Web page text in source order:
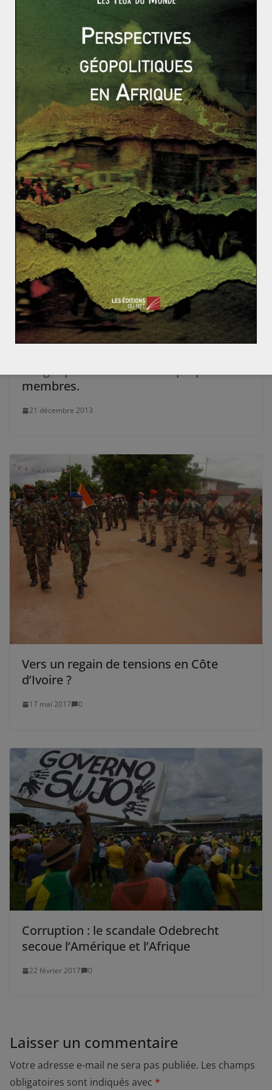
hégémonie iranienne qui serait selon le ministre «
catastrophe et un énorme défi pour Israël« . Alors que la
communauté internationale reconsidère sa position sur
le sort de Bachar el-Assad, Israël voit d’un bon œil le
maintien d’un chaos à coloration islamiste qui déteint
actuellement sur la cause palestinienne puisqu’elle
commence à être infiltrée par l’EI rendant son
indépendance moins préoccupante et plus dangereuse
auprès des occidentaux. Un tel positionnement du
gouvernement israélien est susceptible de ralentir et
complexifier les intentions de cessez-le-feu entre les
belligérants, alors que l’Iran est devenu un acteur
incontournable dans la résolution du conflit syrien.
La communauté internationale peut-elle (réellemen
t) vaincre le virus Ebola ?
Le GNL du Qatar et le gaz d’Azerbaïdjan : bonnes alt
ernatives au gaz russe pour la Turquie ?
membres.
21 décembre 2013
Vers un regain de tensions en Côte
d’Ivoire ?
17 mai 2017 0
Corruption : le scandale Odebrecht
secoue l’Amérique et l’Afrique
22 février 2017 0
Laisser un commentaire
Votre adresse e-mail ne sera pas publiée. Les champs
obligatoires sont indiqués avec *